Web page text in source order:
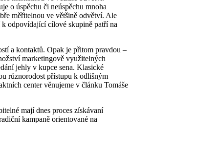
o úspěchu či neúspěchu mnoha
měřitelnou ve většině odvětví. Ale
k odpovídající cílové skupině patří na
a kontaktů. Opak je přitom pravdou –
marketingově využitelných
jehly v kupce sena. Klasické
různorodost přístupu k odlišným
center věnujeme v článku Tomáše
mají dnes proces získávaní
kampaně orientované na